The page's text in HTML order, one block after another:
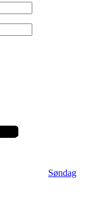
Søndag